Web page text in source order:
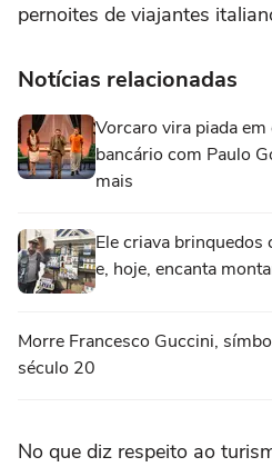
pernoites de viajantes
Notícias relacionadas
Vorcaro vira piada
bancário com Paulo
mais
Ele criava brinquedos
e, hoje, encanta
Morre Francesco Guccini,
século 20
No que diz respeito ao